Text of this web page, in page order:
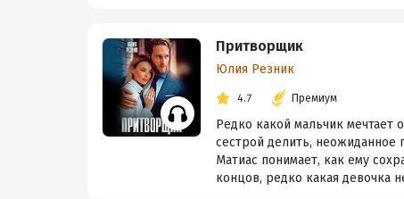
Притворщик
Юлия Резник
4.7 Премиум
Редко какой мальчик мечтает
сестрой делить, неожиданное
Матиас понимает, как ему
концов, редко какая девочка